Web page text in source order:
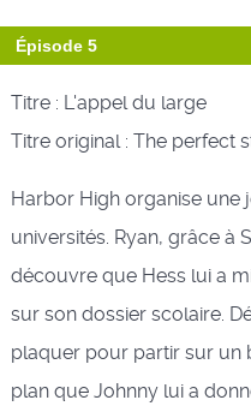
Épisode 5
Titre : L'appel du large
Titre original : The perfect
Harbor High organise une
universités. Ryan, grâce à
découvre que Hess lui a
sur son dossier scolaire.
plaquer pour partir sur un
plan que Johnny lui a